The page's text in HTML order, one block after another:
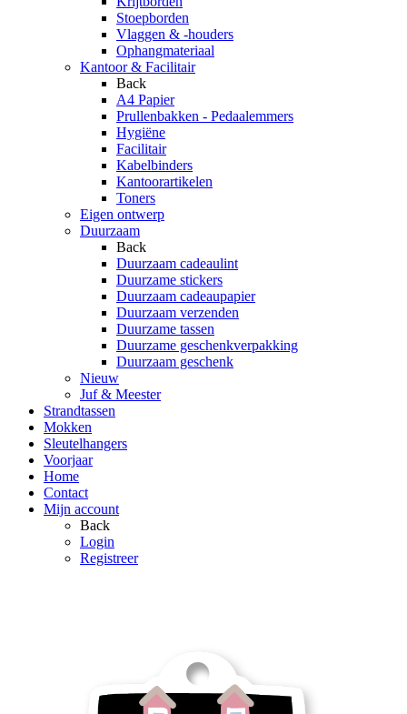
Stoepborden
Vlaggen & -houders
Ophangmateriaal
Kantoor & Facilitair
Back
A4 Papier
Prullenbakken - Pedaalemmers
Hygiëne
Facilitair
Kabelbinders
Kantoorartikelen
Toners
Eigen ontwerp
Duurzaam
Back
Duurzaam cadeaulint
Duurzame stickers
Duurzaam cadeaupapier
Duurzaam verzenden
Duurzame tassen
Duurzame geschenkverpakking
Duurzaam geschenk
Nieuw
Juf & Meester
Strandtassen
Mokken
Sleutelhangers
Voorjaar
Home
Contact
Mijn account
Back
Login
Registreer